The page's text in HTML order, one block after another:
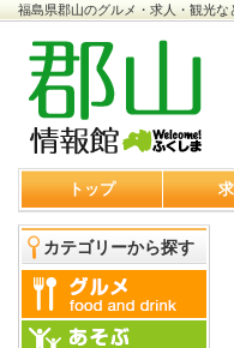
福島県郡山のグルメ・求人・観光
トップ
カテゴリーから探す